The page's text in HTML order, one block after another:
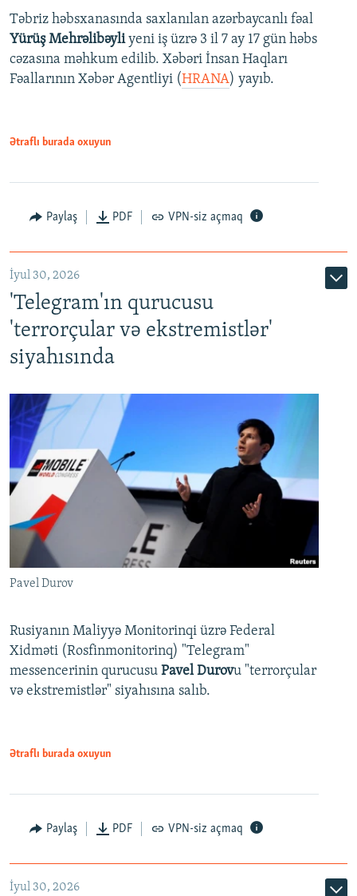
Təbriz həbsxanasında saxlanılan azərbaycanlı fəal
Yürüş Mehrəlibəyliyeni iş üzrə 3 il 7 ay 17 gün həbs
cəzasına məhkum edilib. Xəbəri İnsan Haqları
Fəallarının Xəbər Agentliyi (HRANA) yayıb.
Ətraflı burada oxuyun
Paylaş PDF VPN-siz açmaq
İyul 30, 2026
'Telegram'ın qurucusu
'terrorçular və ekstremistlər'
siyahısında
Pavel Durov
Rusiyanın Maliyyə Monitorinqi üzrə Federal
Xidməti (Rosfinmonitorinq) "Telegram"
messencerinin qurucusu Pavel Durovu "terrorçular
və ekstremistlər" siyahısına salıb.
Ətraflı burada oxuyun
Paylaş PDF VPN-siz açmaq
İyul 30, 2026